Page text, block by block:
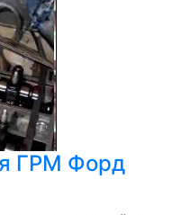
ГРМ Форд